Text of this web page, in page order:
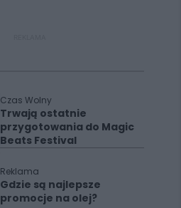
Czas Wolny
Trwają ostatnie
przygotowania do Magic
Beats Festival
Reklama
Gdzie są najlepsze
promocje na olej?